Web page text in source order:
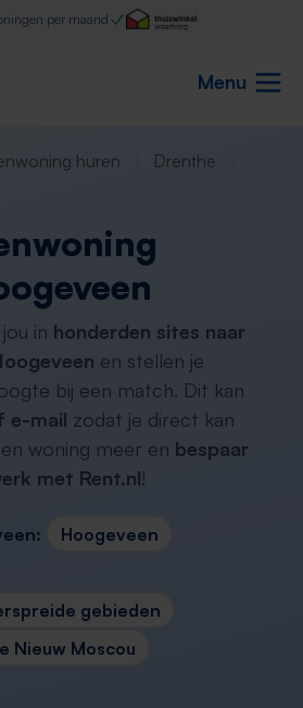
per maand
Menu
huren
Drenthe
in honderden sites naar
en stellen je
bij een match. Dit kan
e-mail zodat je direct kan
woning meer en bespaar
met Rent.nl!
Hoogeveen
gebieden
Nieuw Moscou